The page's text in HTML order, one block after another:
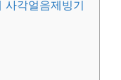
사각얼음제빙기